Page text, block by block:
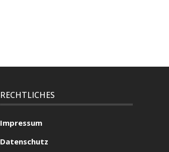
RECHTLICHES
Impressum
Datenschutz